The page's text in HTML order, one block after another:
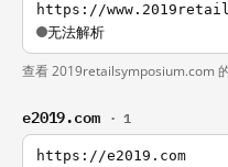
https://
无法解析
查看 2019retailsymposium.com
e2019.com · 1
https://e2019.com